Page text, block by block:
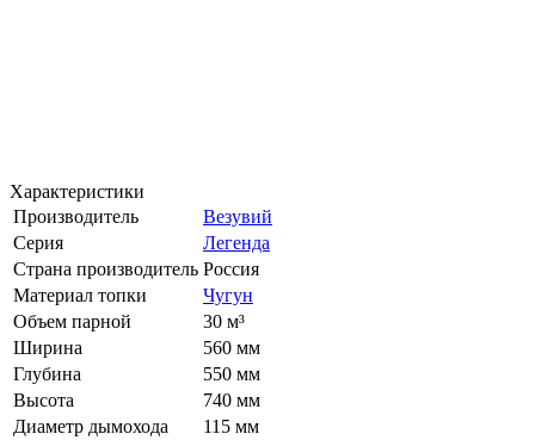
Характеристики
Производитель
Везувий
Серия
Легенда
Страна производитель Россия
Материал топки
Чугун
Объем парной
30 м³
Ширина
560 мм
Глубина
550 мм
Высота
740 мм
Диаметр дымохода
115 мм